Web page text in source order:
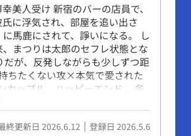
美人受け 新宿のバーの店員で、
に浮気され、部屋を追い出さ
馬鹿にされて、諍いになる。 し
まつりは太郎のセフレ状態とな
が、反発しながらも少しずつ距
たくない攻×本気で愛された
ップル、ハッピーエンド。 各
…受、推定22歳、160cm、美
…攻、42歳、188cm、検察官
する』と同一世界観ですが、本
終更新日 2026.6.12 登録日 2026.5.6